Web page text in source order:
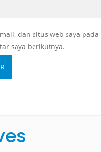
dan situs web saya
saya berikutnya.